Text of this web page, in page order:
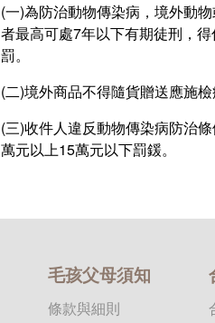
(一)為防治動物傳染病，境外動
者最高可處7年以下有期徒刑，
罰。
(二)境外商品不得隨貨贈送應施檢
(三)收件人違反動物傳染病防治
萬元以上15萬元以下罰鍰。
毛孩父母須知
條款與細則